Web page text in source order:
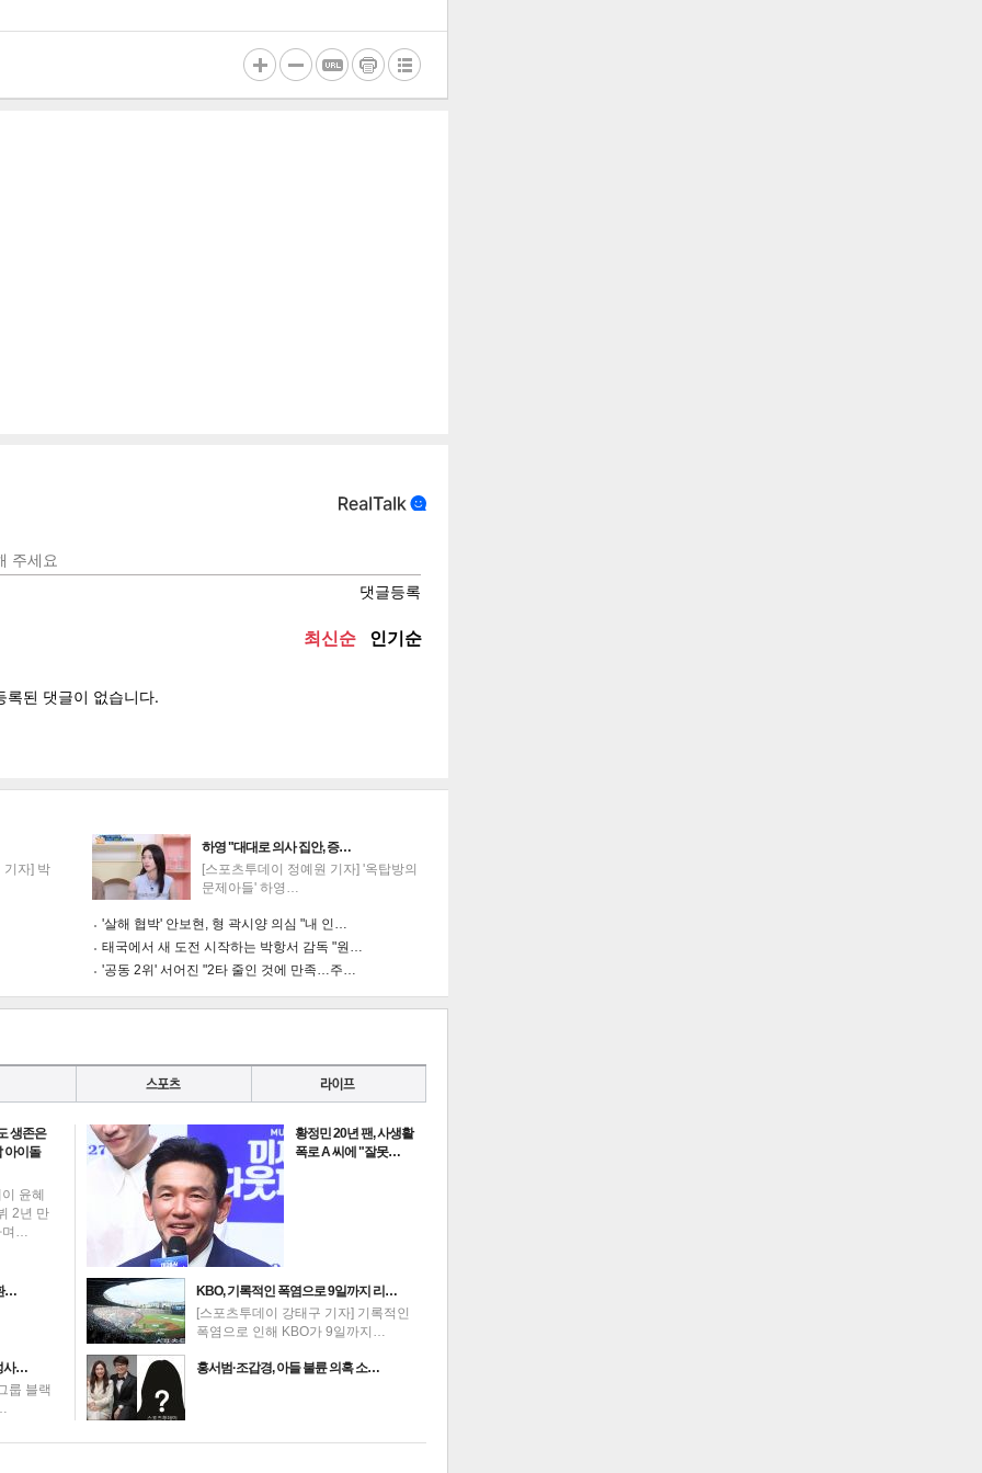
인쇄 목록
기자] 박
하영 "대대로 의사 집안, 증…
[스포츠투데이 정예원 기자] '옥탑방의
문제아들' 하영…
'살해 협박' 안보현, 형 곽시양 의심 "내 인…
태국에서 새 도전 시작하는 박항서 감독 "원…
'공동 2위' 서어진 "2타 줄인 것에 만족…주…
생존은
이돌
윤혜
2년 만
며…
…
사…
룹 블랙
황정민 20년 팬, 사생활
폭로 A 씨에 "잘못…
KBO, 기록적인 폭염으로 9일까지 리…
[스포츠투데이 강태구 기자] 기록적인
폭염으로 인해 KBO가 9일까지…
홍서범·조갑경, 아들 불륜 의혹 소…